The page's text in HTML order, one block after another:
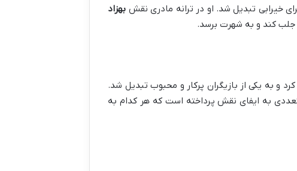
خیرابی تبدیل شد. او در ترانه مادری نقش بهزاد
جلب کند و به شهرت برسد.
و به یکی از بازیگران پرکار و محبوب تبدیل شد.
به ایفای نقش پرداخته است که هر کدام به